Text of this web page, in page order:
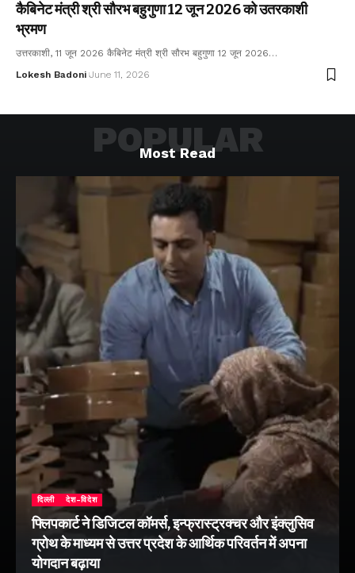
कैबिनेट मंत्री श्री सौरभ बहुगुणा 12 जून 2026 को उतरकाशी
भ्रमण
उत्तरकाशी, 11 जून 2026 कैबिनेट मंत्री श्री सौरभ बहुगुणा 12 जून 2026…
Lokesh Badoni June 11, 2026
Most Read
POPULAR
दिल्ली देश-विदेश
फ्लिपकार्ट ने डिजिटल कॉमर्स, इन्फ्रास्ट्रक्चर और इंक्लुसिव
ग्रोथ के माध्यम से उत्तर प्रदेश के आर्थिक परिवर्तन में अपना
योगदान बढ़ाया